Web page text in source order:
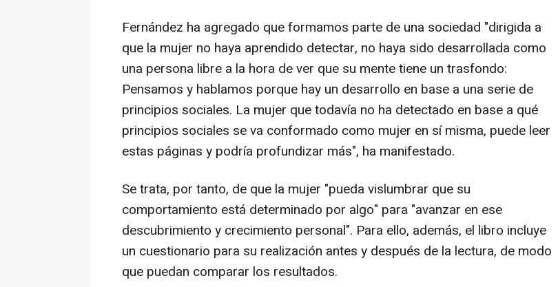
Fernández ha agregado que formamos parte de una sociedad "dirigida a
que la mujer no haya aprendido detectar, no haya sido desarrollada como
una persona libre a la hora de ver que su mente tiene un trasfondo:
Pensamos y hablamos porque hay un desarrollo en base a una serie de
principios sociales. La mujer que todavía no ha detectado en base a qué
principios sociales se va conformado como mujer en sí misma, puede leer
estas páginas y podría profundizar más", ha manifestado.
Se trata, por tanto, de que la mujer "pueda vislumbrar que su
comportamiento está determinado por algo" para "avanzar en ese
descubrimiento y crecimiento personal". Para ello, además, el libro incluye
un cuestionario para su realización antes y después de la lectura, de modo
que puedan comparar los resultados.